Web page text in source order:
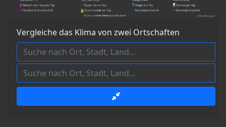
Vergleiche das Klima von zwei Ortschaften